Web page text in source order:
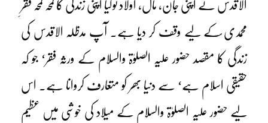
الاقدس نے اپنی جان، مال، اولاد توکیا اپنی زندگی کا لمحہ لمحہ فقرِ
محمدی ؐکے لیے وقف کر دیا ہے۔ آپ مدظلہ الاقدس کی
زندگی کا مقصد حضور علیہ الصلوٰۃ والسلام کے ورثہ فقر‘ جو کہ
حقیقی اسلام ہے‘ سے دنیا بھر کو متعارف کروانا ہے۔ اس
لیے حضور علیہ الصلوٰۃ والسلام کے میلاد کی خوشی میں عظیم